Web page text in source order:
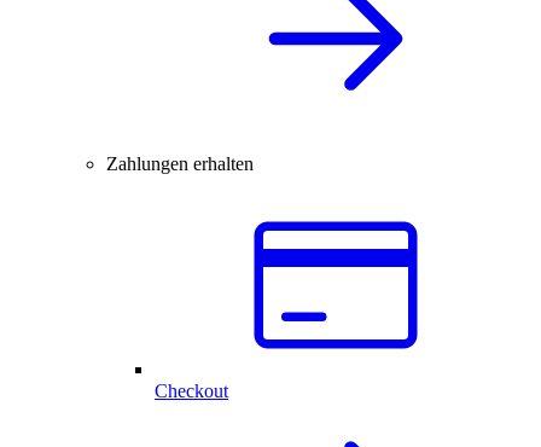
Zahlungen erhalten
Checkout